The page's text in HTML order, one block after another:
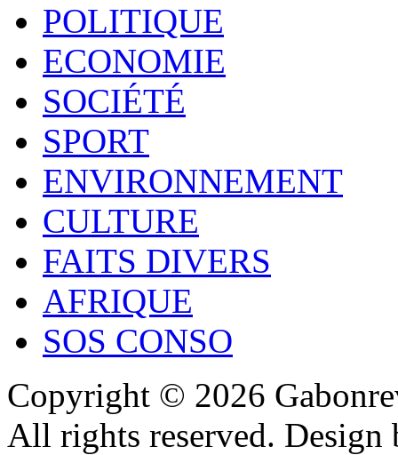
POLITIQUE
ECONOMIE
SOCIÉTÉ
SPORT
ENVIRONNEMENT
CULTURE
FAITS DIVERS
AFRIQUE
SOS CONSO
Copyright © 2026
All rights reserved.